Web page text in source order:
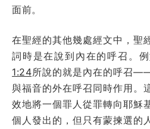
面前。
在聖經的其他幾處經文中，聖
詞時是在說到內在的呼召。
1:24所說的就是內在的呼召
與福音的外在呼召同時作用。
效地將一個罪人從罪轉向耶穌
個人發出的，但只有蒙揀選的